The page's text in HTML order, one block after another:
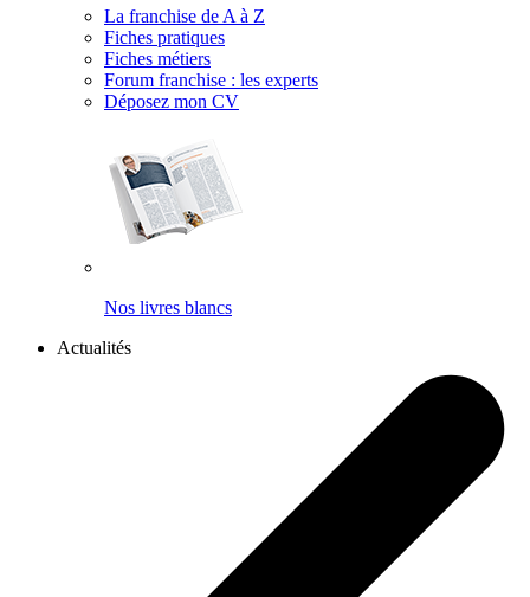
La franchise de A à Z
Fiches pratiques
Fiches métiers
Forum franchise : les experts
Déposez mon CV
Nos livres blancs
Actualités